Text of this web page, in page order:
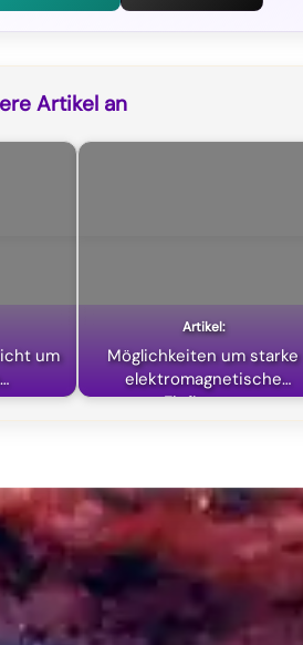
Artikel an
um
Möglichkeiten um starke
elektromagnetische
Einflüsse…